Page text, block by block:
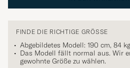
FINDE DIE RICHTIGE GRÖSSE
Abgebildetes Modell: 190 cm, 84
Das Modell fällt normal aus. Wir
gewohnte Größe zu wählen.